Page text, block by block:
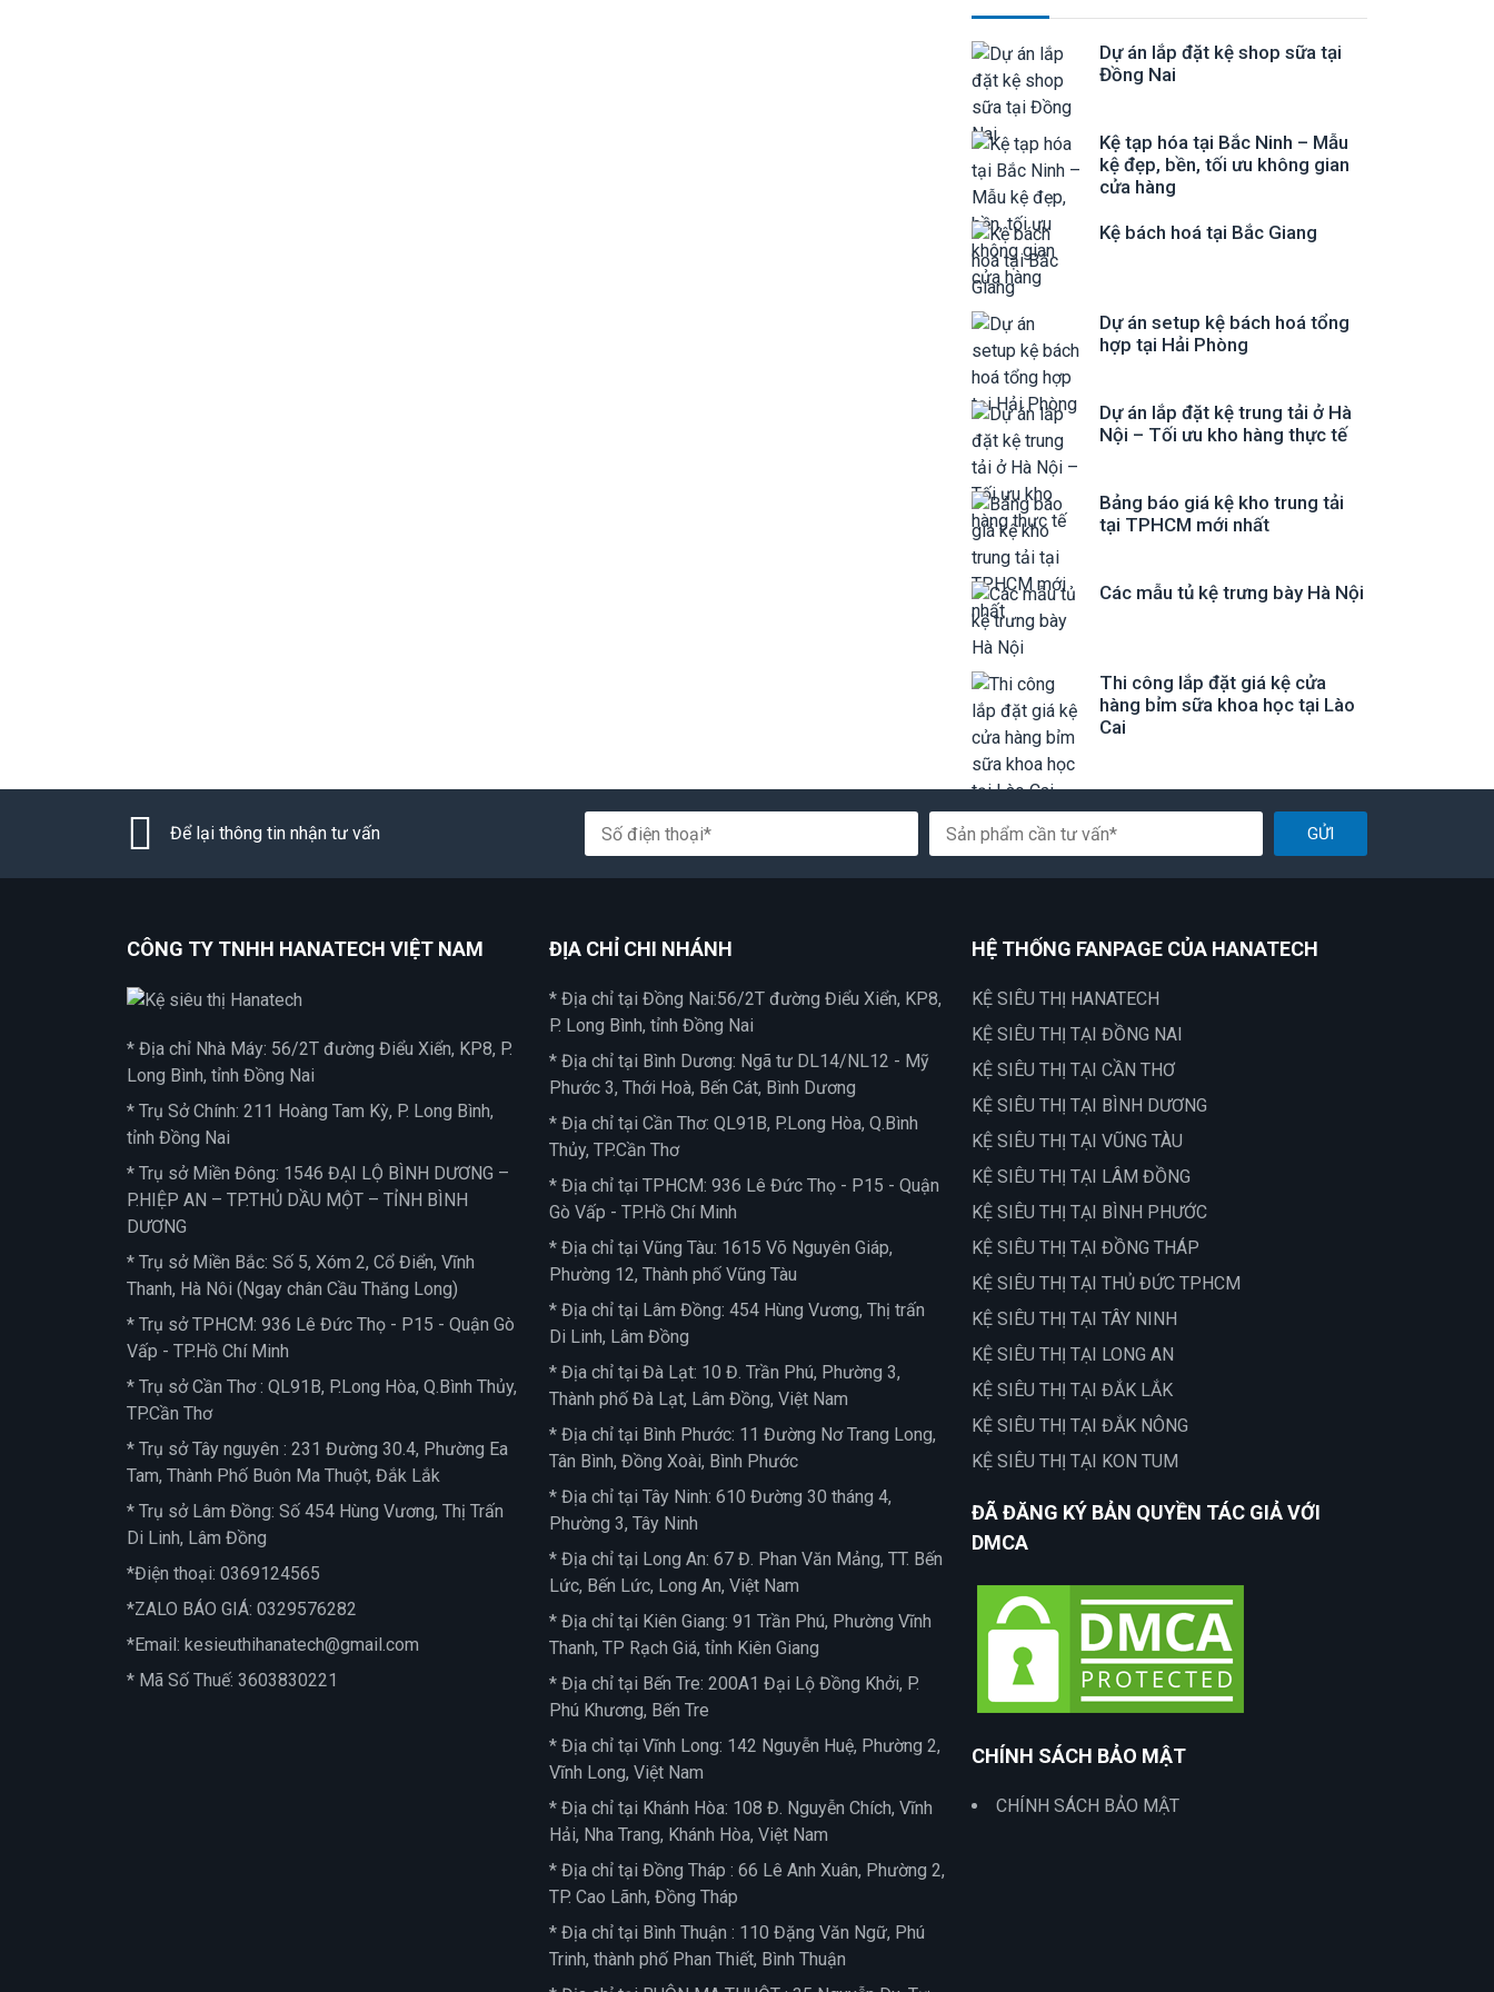
Dự án lắp đặt kệ shop sữa tại
Đồng Nai
Kệ tạp hóa tại Bắc Ninh – Mẫu
kệ đẹp, bền, tối ưu không gian
cửa hàng
Kệ bách hoá tại Bắc Giang
Dự án setup kệ bách hoá tổng
hợp tại Hải Phòng
Dự án lắp đặt kệ trung tải ở Hà
Nội – Tối ưu kho hàng thực tế
Bảng báo giá kệ kho trung tải
tại TPHCM mới nhất
Các mẫu tủ kệ trưng bày Hà Nội
Thi công lắp đặt giá kệ cửa
hàng bỉm sữa khoa học tại Lào
Cai
Để lại thông tin nhận tư vấn GỬI
CÔNG TY TNHH HANATECH VIỆT NAM
* Địa chỉ Nhà Máy: 56/2T đường Điểu Xiển, KP8, P.
Long Bình, tỉnh Đồng Nai
* Trụ Sở Chính: 211 Hoàng Tam Kỳ, P. Long Bình,
tỉnh Đồng Nai
* Trụ sở Miền Đông: 1546 ĐẠI LỘ BÌNH DƯƠNG –
P.HIỆP AN – TP.THỦ DẦU MỘT – TỈNH BÌNH
DƯƠNG
* Trụ sở Miền Bắc: Số 5, Xóm 2, Cổ Điển, Vĩnh
Thanh, Hà Nôi (Ngay chân Cầu Thăng Long)
* Trụ sở TPHCM: 936 Lê Đức Thọ - P15 - Quận Gò
Vấp - TP.Hồ Chí Minh
* Trụ sở Cần Thơ : QL91B, P.Long Hòa, Q.Bình Thủy,
TP.Cần Thơ
* Trụ sở Tây nguyên : 231 Đường 30.4, Phường Ea
Tam, Thành Phố Buôn Ma Thuột, Đắk Lắk
* Trụ sở Lâm Đồng: Số 454 Hùng Vương, Thị Trấn
Di Linh, Lâm Đồng
*Điện thoại: 0369124565
*ZALO BÁO GIÁ: 0329576282
*Email: kesieuthihanatech@gmail.com
* Mã Số Thuế: 3603830221
ĐỊA CHỈ CHI NHÁNH
* Địa chỉ tại Đồng Nai:56/2T đường Điểu Xiển, KP8,
P. Long Bình, tỉnh Đồng Nai
* Địa chỉ tại Bình Dương: Ngã tư DL14/NL12 - Mỹ
Phước 3, Thới Hoà, Bến Cát, Bình Dương
* Địa chỉ tại Cần Thơ: QL91B, P.Long Hòa, Q.Bình
Thủy, TP.Cần Thơ
* Địa chỉ tại TPHCM: 936 Lê Đức Thọ - P15 - Quận
Gò Vấp - TP.Hồ Chí Minh
* Địa chỉ tại Vũng Tàu: 1615 Võ Nguyên Giáp,
Phường 12, Thành phố Vũng Tàu
* Địa chỉ tại Lâm Đồng: 454 Hùng Vương, Thị trấn
Di Linh, Lâm Đồng
* Địa chỉ tại Đà Lạt: 10 Đ. Trần Phú, Phường 3,
Thành phố Đà Lạt, Lâm Đồng, Việt Nam
* Địa chỉ tại Bình Phước: 11 Đường Nơ Trang Long,
Tân Bình, Đồng Xoài, Bình Phước
* Địa chỉ tại Tây Ninh: 610 Đường 30 tháng 4,
Phường 3, Tây Ninh
* Địa chỉ tại Long An: 67 Đ. Phan Văn Mảng, TT. Bến
Lức, Bến Lức, Long An, Việt Nam
* Địa chỉ tại Kiên Giang: 91 Trần Phú, Phường Vĩnh
Thanh, TP Rạch Giá, tỉnh Kiên Giang
* Địa chỉ tại Bến Tre: 200A1 Đại Lộ Đồng Khởi, P.
Phú Khương, Bến Tre
* Địa chỉ tại Vĩnh Long: 142 Nguyễn Huệ, Phường 2,
Vĩnh Long, Việt Nam
* Địa chỉ tại Khánh Hòa: 108 Đ. Nguyễn Chích, Vĩnh
Hải, Nha Trang, Khánh Hòa, Việt Nam
* Địa chỉ tại Đồng Tháp : 66 Lê Anh Xuân, Phường 2,
TP. Cao Lãnh, Đồng Tháp
* Địa chỉ tại Bình Thuận : 110 Đặng Văn Ngữ, Phú
Trinh, thành phố Phan Thiết, Bình Thuận
HỆ THỐNG FANPAGE CỦA HANATECH
KỆ SIÊU THỊ HANATECH
KỆ SIÊU THỊ TẠI ĐỒNG NAI
KỆ SIÊU THỊ TẠI CẦN THƠ
KỆ SIÊU THỊ TẠI BÌNH DƯƠNG
KỆ SIÊU THỊ TẠI VŨNG TÀU
KỆ SIÊU THỊ TẠI LÂM ĐỒNG
KỆ SIÊU THỊ TẠI BÌNH PHƯỚC
KỆ SIÊU THỊ TẠI ĐỒNG THÁP
KỆ SIÊU THỊ TẠI THỦ ĐỨC TPHCM
KỆ SIÊU THỊ TẠI TÂY NINH
KỆ SIÊU THỊ TẠI LONG AN
KỆ SIÊU THỊ TẠI ĐẮK LẮK
KỆ SIÊU THỊ TẠI ĐẮK NÔNG
KỆ SIÊU THỊ TẠI KON TUM
ĐÃ ĐĂNG KÝ BẢN QUYỀN TÁC GIẢ VỚI
DMCA
CHÍNH SÁCH BẢO MẬT
CHÍNH SÁCH BẢO MẬT